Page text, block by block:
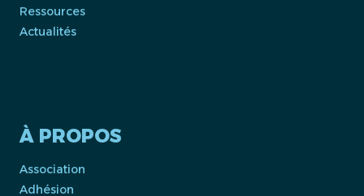
Ressources
Actualités
À PROPOS
Association
Adhésion